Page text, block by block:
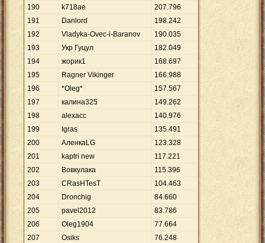
190
k718ae 207.796
191
Danlord 198.242
192
Vladyka-Ovec-i-Baranov 190.035
193
Укр Гуцул 182.049
194
жорик1 168.697
195
Ragner Vikinger 166.988
196
*Oleg* 157.567
197
калина325 149.262
198
alexacc 140.976
199
Igras 135.491
200
АленкаLG 123.328
201
kaptri new 117.221
202
Вовкулака 115.396
203
CRasHTesT 104.463
204
Dronchig 84.660
205
pavel2012 83.786
206
Oleg1904 77.664
207
Osiks 76.248